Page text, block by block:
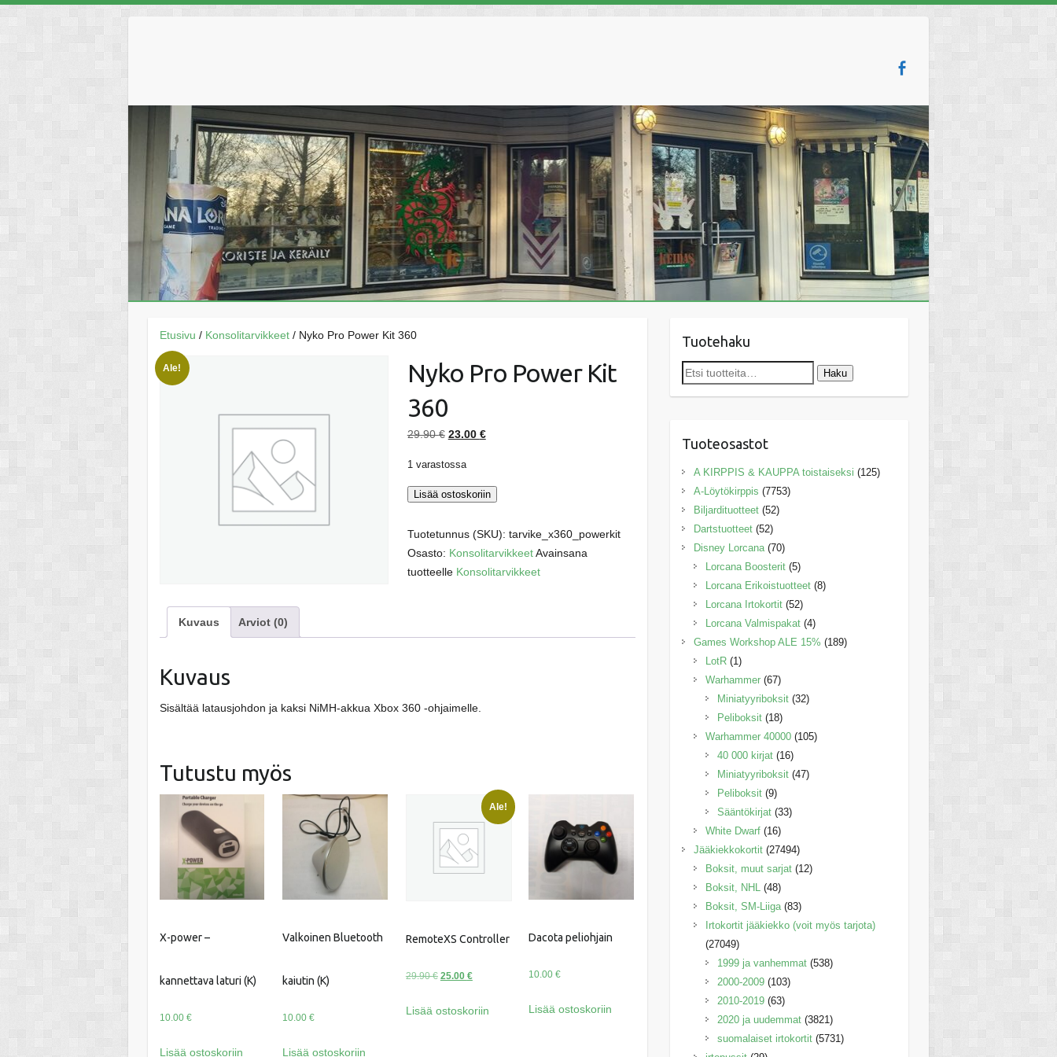
content
Etusivu / Konsolitarvikkeet/ Nyko Pro Power Kit 360
Ale!
Nyko Pro Power Kit
360
29.90€ Alkuperäinen
oli:
29.90 €.
23.00 €Nykyinen
23.00 €.
1 varastossa
Nyko
Power
Kit
360
Lisää ostoskoriin
Tuotetunnus (SKU): tarvike_x360_powerkit
Osasto: Konsolitarvikkeet Avainsana
tuotteelle Konsolitarvikkeet
Kuvaus Arviot (0)
Kuvaus
Sisältää latausjohdon ja kaksi NiMH-akkua Xbox 360 -ohjaimelle.
Tutustu myös
X-power –
kannettava laturi (K)
10.00 €
Lisää ostoskoriin
Valkoinen Bluetooth
kaiutin (K)
10.00€
Lisää ostoskoriin
Ale!
RemoteXS Controller
29.90€ Alkuperäinen
oli:
25.00 €Nykyinen
on:
Lisää ostoskoriin
Dacota peliohjain
10.00€
Lisää ostoskoriin
Tuotehaku
Etsi: Haku
Tuoteosastot
A KIRPPIS & KAUPPA toistaiseksi (125)
A-Löytökirppis (7753)
Biljardituotteet (52)
Dartstuotteet (52)
Disney Lorcana (70)
Lorcana Boosterit (5)
Lorcana Erikoistuotteet (8)
Lorcana Irtokortit (52)
Lorcana Valmispakat (4)
Games Workshop ALE 15% (189)
LotR (1)
Warhammer (67)
Miniatyyriboksit (32)
Peliboksit (18)
Warhammer 40000 (105)
40 000 kirjat (16)
Miniatyyriboksit (47)
Peliboksit (9)
Sääntökirjat (33)
White Dwarf (16)
Jääkiekkokortit (27494)
Boksit, muut sarjat (12)
Boksit, NHL (48)
Boksit, SM-Liiga (83)
Irtokortit jääkiekko (voit myös tarjota)
(27049)
1999 ja vanhemmat (538)
2000-2009 (103)
2010-2019 (63)
2020 ja uudemmat (3821)
suomalaiset irtokortit (5731)